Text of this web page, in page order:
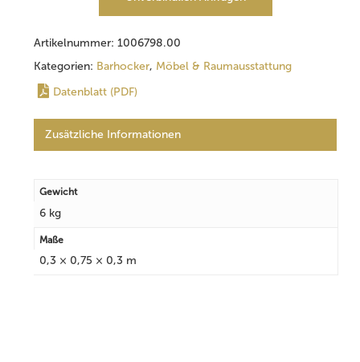
Artikelnummer: 1006798.00
Kategorien: Barhocker, Möbel & Raumausstattung
Datenblatt (PDF)
Zusätzliche Informationen
Gewicht
6 kg
Maße
0,3 × 0,75 × 0,3 m